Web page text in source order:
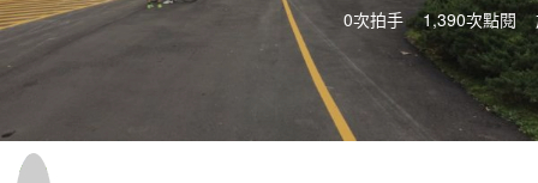
0次拍手 1,390次點閱